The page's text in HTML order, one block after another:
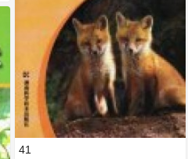
41